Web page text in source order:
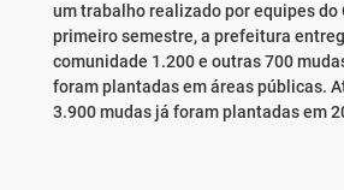
um trabalho realizado por equipes
primeiro semestre, a prefeitura
comunidade 1.200 e outras 700
foram plantadas em áreas públicas.
3.900 mudas já foram plantadas em